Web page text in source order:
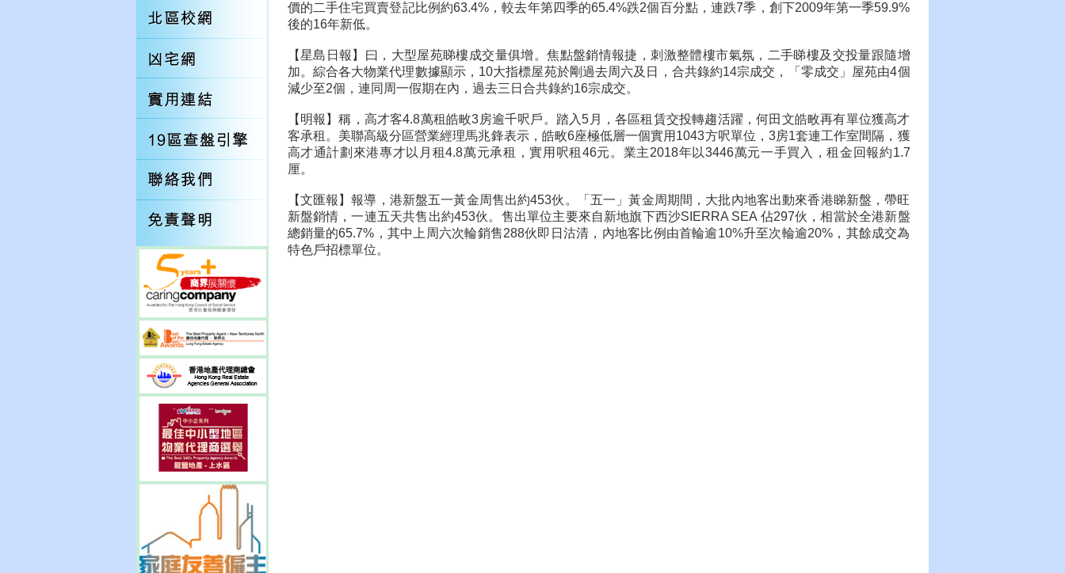
價的二手住宅買賣登記比例約63.4%，較去年第四季的65.4%跌2個百分點，連跌7季，創下2009年第一季59.9%
後的16年新低。
【星島日報】曰，大型屋苑睇樓成交量俱增。焦點盤銷情報捷，刺激整體樓市氣氛，二手睇樓及交投量跟隨增
加。綜合各大物業代理數據顯示，10大指標屋苑於剛過去周六及日，合共錄約14宗成交，「零成交」屋苑由4個
減少至2個，連同周一假期在內，過去三日合共錄約16宗成交。
【明報】稱，高才客4.8萬租皓畋3房逾千呎戶。踏入5月，各區租賃交投轉趨活躍，何田文皓畋再有單位獲高才
客承租。美聯高級分區營業經理馬兆鋒表示，皓畋6座極低層一個實用1043方呎單位，3房1套連工作室間隔，獲
高才通計劃來港專才以月租4.8萬元承租，實用呎租46元。業主2018年以3446萬元一手買入，租金回報約1.7
厘。
【文匯報】報導，港新盤五一黃金周售出約453伙。「五一」黃金周期間，大批內地客出動來香港睇新盤，帶旺
新盤銷情，一連五天共售出約453伙。售出單位主要來自新地旗下西沙SIERRA SEA 佔297伙，相當於全港新盤
總銷量的65.7%，其中上周六次輪銷售288伙即日沽清，內地客比例由首輪逾10%升至次輪逾20%，其餘成交為
特色戶招標單位。